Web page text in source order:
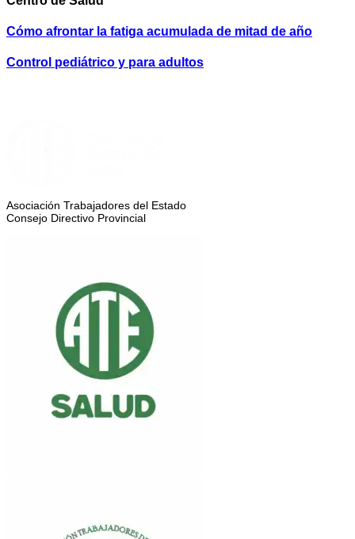
Cómo afrontar la fatiga acumulada de mitad de año
Control pediátrico y para adultos
Asociación Trabajadores del Estado
Consejo Directivo Provincial